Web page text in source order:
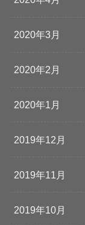
2020年3月
2020年2月
2020年1月
2019年12月
2019年11月
2019年10月